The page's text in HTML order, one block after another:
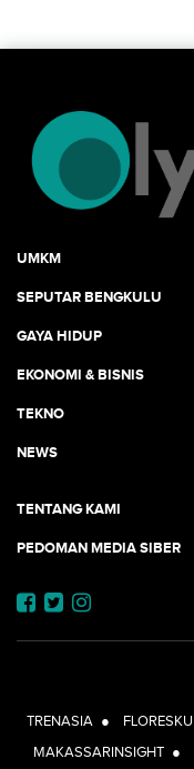
UMKM
SEPUTAR BENGKULU
GAYA HIDUP
EKONOMI & BISNIS
TEKNO
NEWS
TENTANG KAMI
PEDOMAN MEDIA SIBER
TRENASIA ● FLORESKU
MAKASSARINSIGHT ●